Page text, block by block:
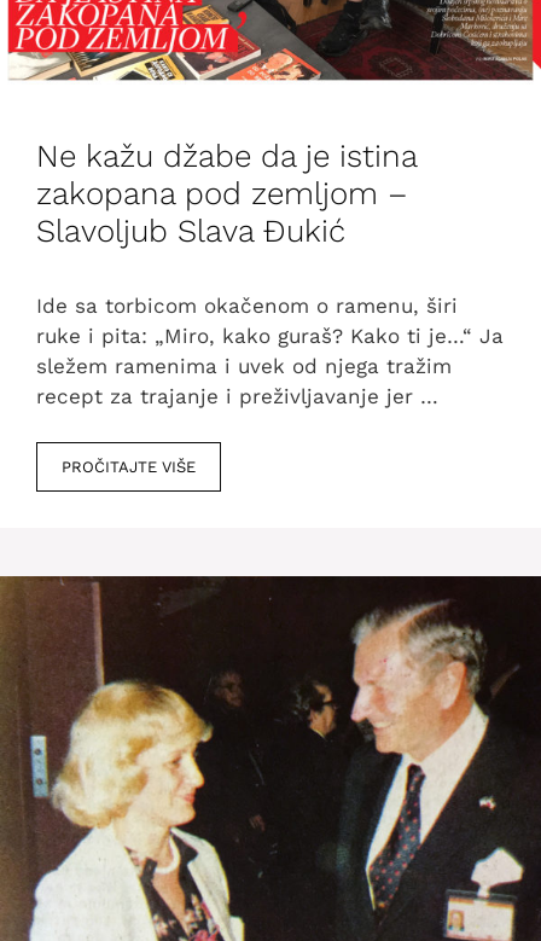
Ne kažu džabe da je istina
zakopana pod zemljom –
Slavoljub Slava Đukić
Ide sa torbicom okačenom o ramenu, širi
ruke i pita: „Miro, kako guraš? Kako ti je…“ Ja
sležem ramenima i uvek od njega tražim
recept za trajanje i preživljavanje jer …
PROČITAJTE VIŠE